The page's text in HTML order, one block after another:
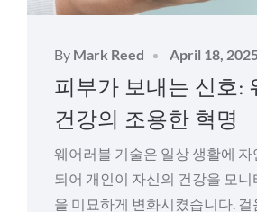
By Mark Reed
Posted
on
April 18,
피부가 보내는 신호:
건강의 조용한 혁명
웨어러블 기술은 일상 생활에
되어 개인이 자신의 건강을 모니
을 미묘하게 변화시켰습니다. 걸